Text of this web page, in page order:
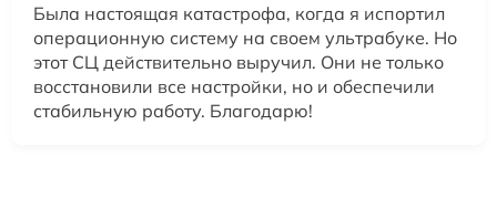
Была настоящая катастрофа, когда я испортил
операционную систему на своем ультрабуке. Но
этот СЦ действительно выручил. Они не только
восстановили все настройки, но и обеспечили
стабильную работу. Благодарю!